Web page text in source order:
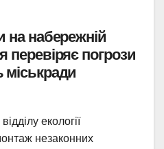
на набережній
перевіряє погрози
міськради
екології
незаконних